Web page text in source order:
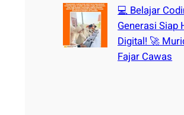
💻 Belajar
Generasi Siap
Digital! 🚀
Fajar Cawas